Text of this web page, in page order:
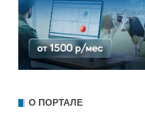
О ПОРТАЛЕ